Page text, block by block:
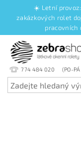
☀️ Letní
zakázkových rolet
pracovních
774 484 020